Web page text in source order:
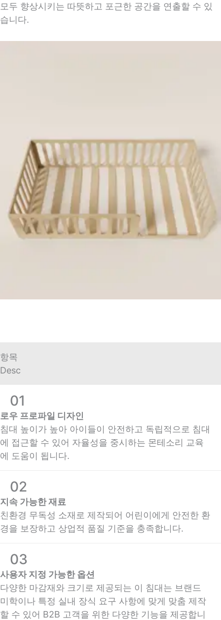
모두 향상시키는 따뜻하고 포근한 공간을 연출할 수 있
습니다.
캡션 없음
항목
Desc
01
로우 프로파일 디자인
침대 높이가 높아 아이들이 안전하고 독립적으로 침대
에 접근할 수 있어 자율성을 중시하는 몬테소리 교육
에 도움이 됩니다.
02
지속 가능한 재료
친환경 무독성 소재로 제작되어 어린이에게 안전한 환
경을 보장하고 상업적 품질 기준을 충족합니다.
03
사용자 지정 가능한 옵션
다양한 마감재와 크기로 제공되는 이 침대는 브랜드
미학이나 특정 실내 장식 요구 사항에 맞게 맞춤 제작
할 수 있어 B2B 고객을 위한 다양한 기능을 제공합니